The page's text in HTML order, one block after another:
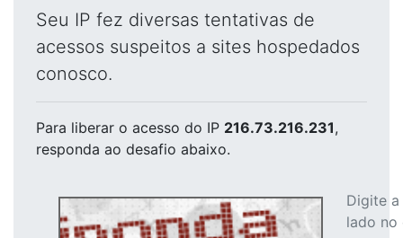
Seu IP fez diversas tentativas de
acessos suspeitos a sites hospedados
conosco.
Para liberar o acesso do IP 216.73.216.231,
responda ao desafio abaixo.
Digite
lado no